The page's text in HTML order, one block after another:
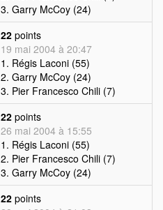
3. Garry McCoy (24)
22 points
19 mai 2004 à 20:47
1. Régis Laconi (55)
2. Garry McCoy (24)
3. Pier Francesco Chili (7)
22 points
26 mai 2004 à 15:55
1. Régis Laconi (55)
2. Pier Francesco Chili (7)
3. Garry McCoy (24)
22 points